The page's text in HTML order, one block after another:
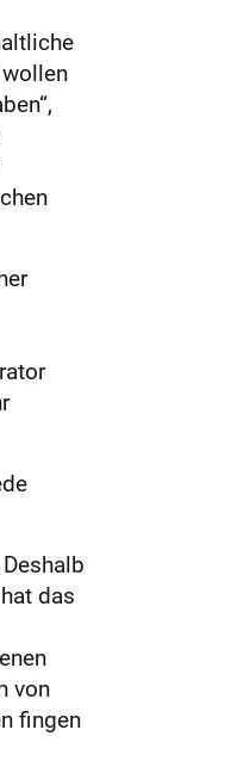
das
von
fingen